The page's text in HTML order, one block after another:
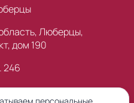
Люберцы,
дом 190
246